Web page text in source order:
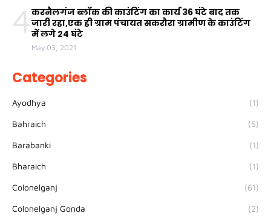
4 करनैलगंज ब्लॉक की काउंटिंग का कार्य 36 घंटे बाद तक
जारी रहा,एक ही ग्राम पंचायत सकरौरा ग्रामीण के काउंटिंग
में लगे 24 घंटे
May 03, 2021
Categories
Ayodhya (1)
Bahraich (5)
Barabanki (1)
Bharaich (1)
Colonelganj (61)
Colonelganj Gonda (2)